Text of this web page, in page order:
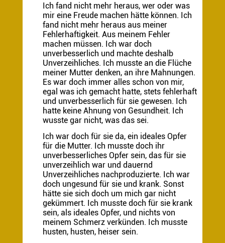
Ich fand nicht mehr heraus, wer oder was
mir eine Freude machen hätte können. Ich
fand nicht mehr heraus aus meiner
Fehlerhaftigkeit. Aus meinem Fehler
machen müssen. Ich war doch
unverbesserlich und machte deshalb
Unverzeihliches. Ich musste an die Flüche
meiner Mutter denken, an ihre Mahnungen.
Es war doch immer alles schon von mir,
egal was ich gemacht hatte, stets fehlerhaft
und unverbesserlich für sie gewesen. Ich
hatte keine Ahnung von Gesundheit. Ich
wusste gar nicht, was das sei.
Ich war doch für sie da, ein ideales Opfer
für die Mutter. Ich musste doch ihr
unverbesserliches Opfer sein, das für sie
unverzeihlich war und dauernd
Unverzeihliches nachproduzierte. Ich war
doch ungesund für sie und krank. Sonst
hätte sie sich doch um mich gar nicht
gekümmert. Ich musste doch für sie krank
sein, als ideales Opfer, und nichts von
meinem Schmerz verkünden. Ich musste
husten, husten, heiser sein.